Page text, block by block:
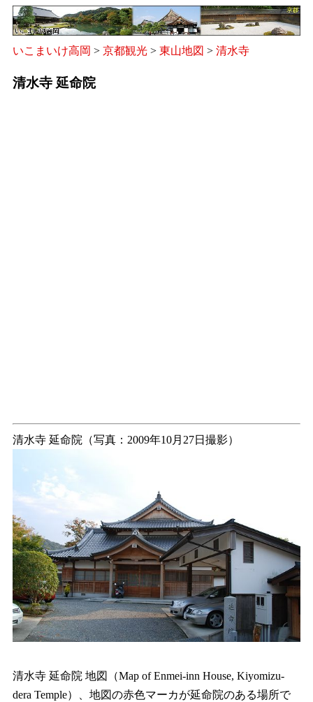
いこまいけ高岡 > 京都観光 > 東山地図 > 清水寺
清水寺 延命院
清水寺 延命院（写真：2009年10月27日撮影）
清水寺 延命院 地図（Map of Enmei-inn House, Kiyomizu-
dera Temple）、地図の赤色マーカが延命院のある場所で